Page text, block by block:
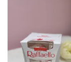
našem webu
Romantické city